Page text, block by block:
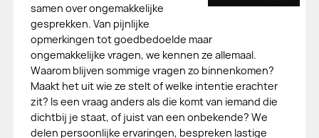
samen over ongemakkelijke
gesprekken. Van pijnlijke
opmerkingen tot goedbedoelde maar
ongemakkelijke vragen, we kennen ze allemaal.
Waarom blijven sommige vragen zo binnenkomen?
Maakt het uit wie ze stelt of welke intentie erachter
zit? Is een vraag anders als die komt van iemand die
dichtbij je staat, of juist van een onbekende? We
delen persoonlijke ervaringen, bespreken lastige